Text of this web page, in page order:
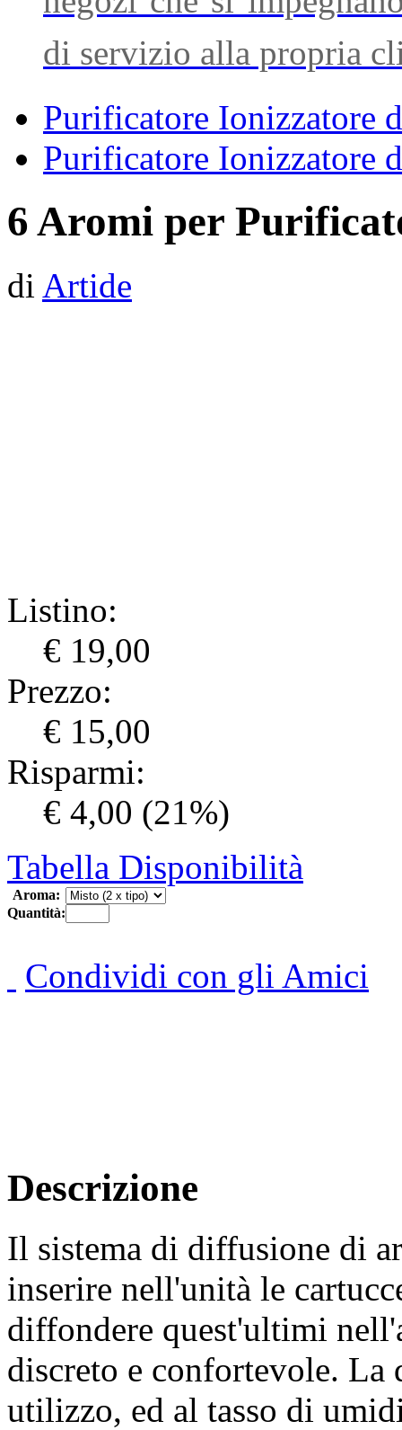
di servizio alla propria
Purificatore Ionizzatore
Purificatore Ionizzatore
6 Aromi per
di Artide
Listino:
€ 19,00
Prezzo:
€ 15,00
Risparmi:
€ 4,00 (21%)
Tabella Disponibilità
Aroma:
Quantità:
Condividi con gli Amici
Descrizione
Il sistema di diffusione di
inserire nell'unità le
diffondere quest'ultimi
discreto e confortevole. La
utilizzo, ed al tasso di